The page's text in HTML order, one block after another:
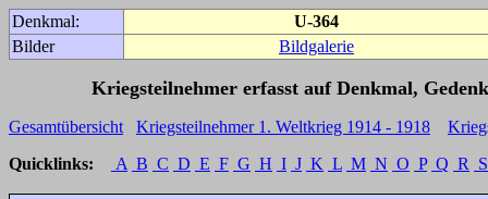
Denkmal:
U-364
Bilder
Bildgalerie
Kriegsteilnehmer erfasst auf Denkmal,
Gesamtübersicht Kriegsteilnehmer 1. Weltkrieg 1914 - 1918
Quicklinks:
A B C D E F G H I J K L M N O P Q R S